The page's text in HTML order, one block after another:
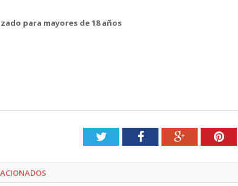
para mayores de 18 años
TwitterFacebookGoogle+